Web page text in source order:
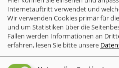
Der Mobilfunkmarkt, der seit
Internetauftritt verwendet und
Wir verwenden Cookies primär für
und um Statistiken über die
Fällen werden Informationen an
erfahren, lesen Sie bitte unsere